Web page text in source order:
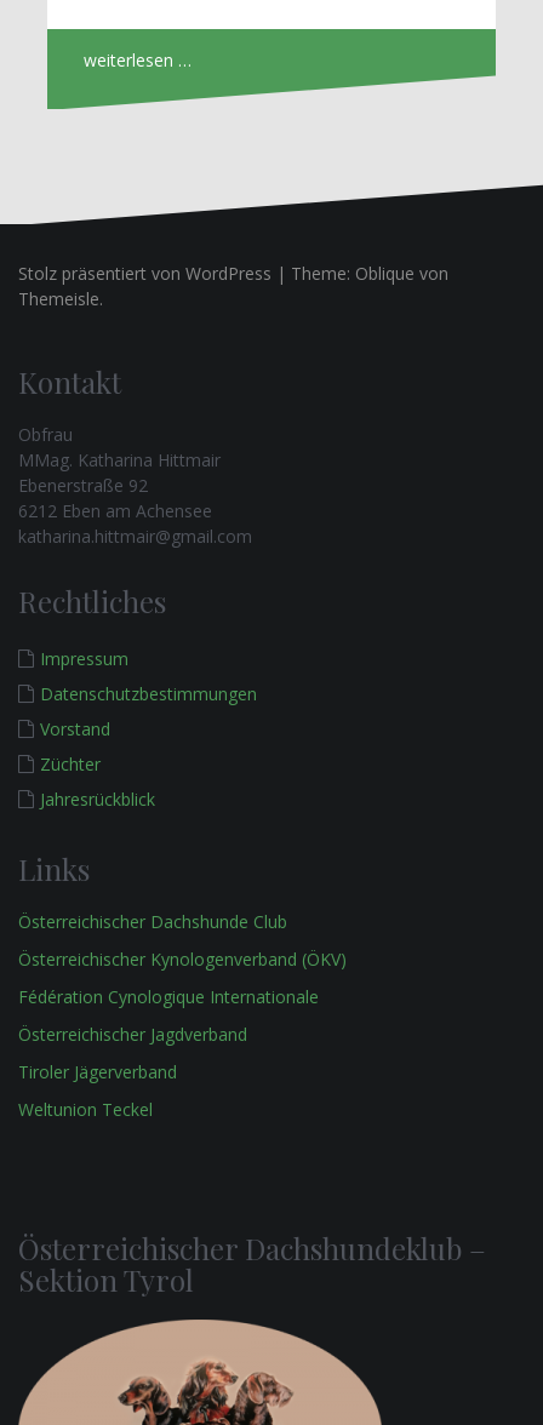
weiterlesen …
Stolz präsentiert von WordPress | Theme: Oblique von
Themeisle.
Kontakt
Obfrau
MMag. Katharina Hittmair
Ebenerstraße 92
6212 Eben am Achensee
katharina.hittmair@gmail.com
Rechtliches
Impressum
Datenschutzbestimmungen
Vorstand
Züchter
Jahresrückblick
Links
Österreichischer Dachshunde Club
Österreichischer Kynologenverband (ÖKV)
Fédération Cynologique Internationale
Österreichischer Jagdverband
Tiroler Jägerverband
Weltunion Teckel
Österreichischer Dachshundeklub –
Sektion Tyrol